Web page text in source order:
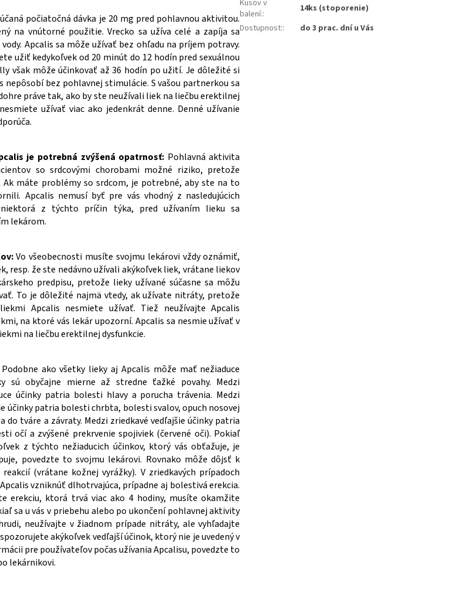
počiatočná dávka je 20 mg pred pohlavnou aktivitou.
na vnútorné použitie. Vrecko sa užíva celé a zapíja sa
Apcalis sa môže užívať bez ohľadu na príjem potravy.
užiť kedykoľvek od 20 minút do 12 hodín pred sexuálnou
však môže účinkovať až 36 hodín po užití. Je dôležité si
nepôsobí bez pohlavnej stimulácie. S vašou partnerkou sa
práve tak, ako by ste neužívali liek na liečbu erektilnej
užívať viac ako jedenkrát denne. Denné užívanie
je potrebná zvýšená opatrnosť: Pohlavná aktivita
so srdcovými chorobami možné riziko, pretože
Ak máte problémy so srdcom, je potrebné, aby ste na to
Apcalis nemusí byť pre vás vhodný z nasledujúcich
z týchto príčin týka, pred užívaním lieku sa
lekárom.
Vo všeobecnosti musíte svojmu lekárovi vždy oznámiť,
resp. že ste nedávno užívali akýkoľvek liek, vrátane liekov
predpisu, pretože lieky užívané súčasne sa môžu
To je dôležité najmä vtedy, ak užívate nitráty, pretože
Apcalis nesmiete užívať. Tiež neužívajte Apcalis
na ktoré vás lekár upozorní. Apcalis sa nesmie užívať v
na liečbu erektilnej dysfunkcie.
ako všetky lieky aj Apcalis môže mať nežiaduce
sú obyčajne mierne až stredne ťažké povahy. Medzi
účinky patria bolesti hlavy a porucha trávenia. Medzi
účinky patria bolesti chrbta, bolesti svalov, opuch nosovej
do tváre a závraty. Medzi zriedkavé vedľajšie účinky patria
očí a zvýšené prekrvenie spojiviek (červené oči). Pokiaľ
z týchto nežiaducich účinkov, ktorý vás obťažuje, je
povedzte to svojmu lekárovi. Rovnako môže dôjsť k
(vrátane kožnej vyrážky). V zriedkavých prípadoch
vzniknúť dlhotrvajúca, prípadne aj bolestivá erekcia.
erekciu, ktorá trvá viac ako 4 hodiny, musíte okamžite
sa u vás v priebehu alebo po ukončení pohlavnej aktivity
neužívajte v žiadnom prípade nitráty, ale vyhľadajte
akýkoľvek vedľajší účinok, ktorý nie je uvedený v
pre používateľov počas užívania Apcalisu, povedzte to
lekárnikovi.
Kusov v
balení::
14ks (stoporenie)
Dostupnost:: do 3 prac. dní u Vás